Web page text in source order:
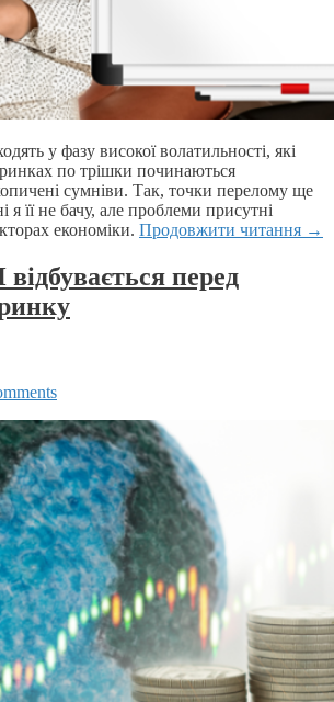
у фазу високої волатильності, які
по трішки починаються
сумніви. Так, точки перелому ще
її не бачу, але проблеми присутні
економіки. Продовжити читання →
перед